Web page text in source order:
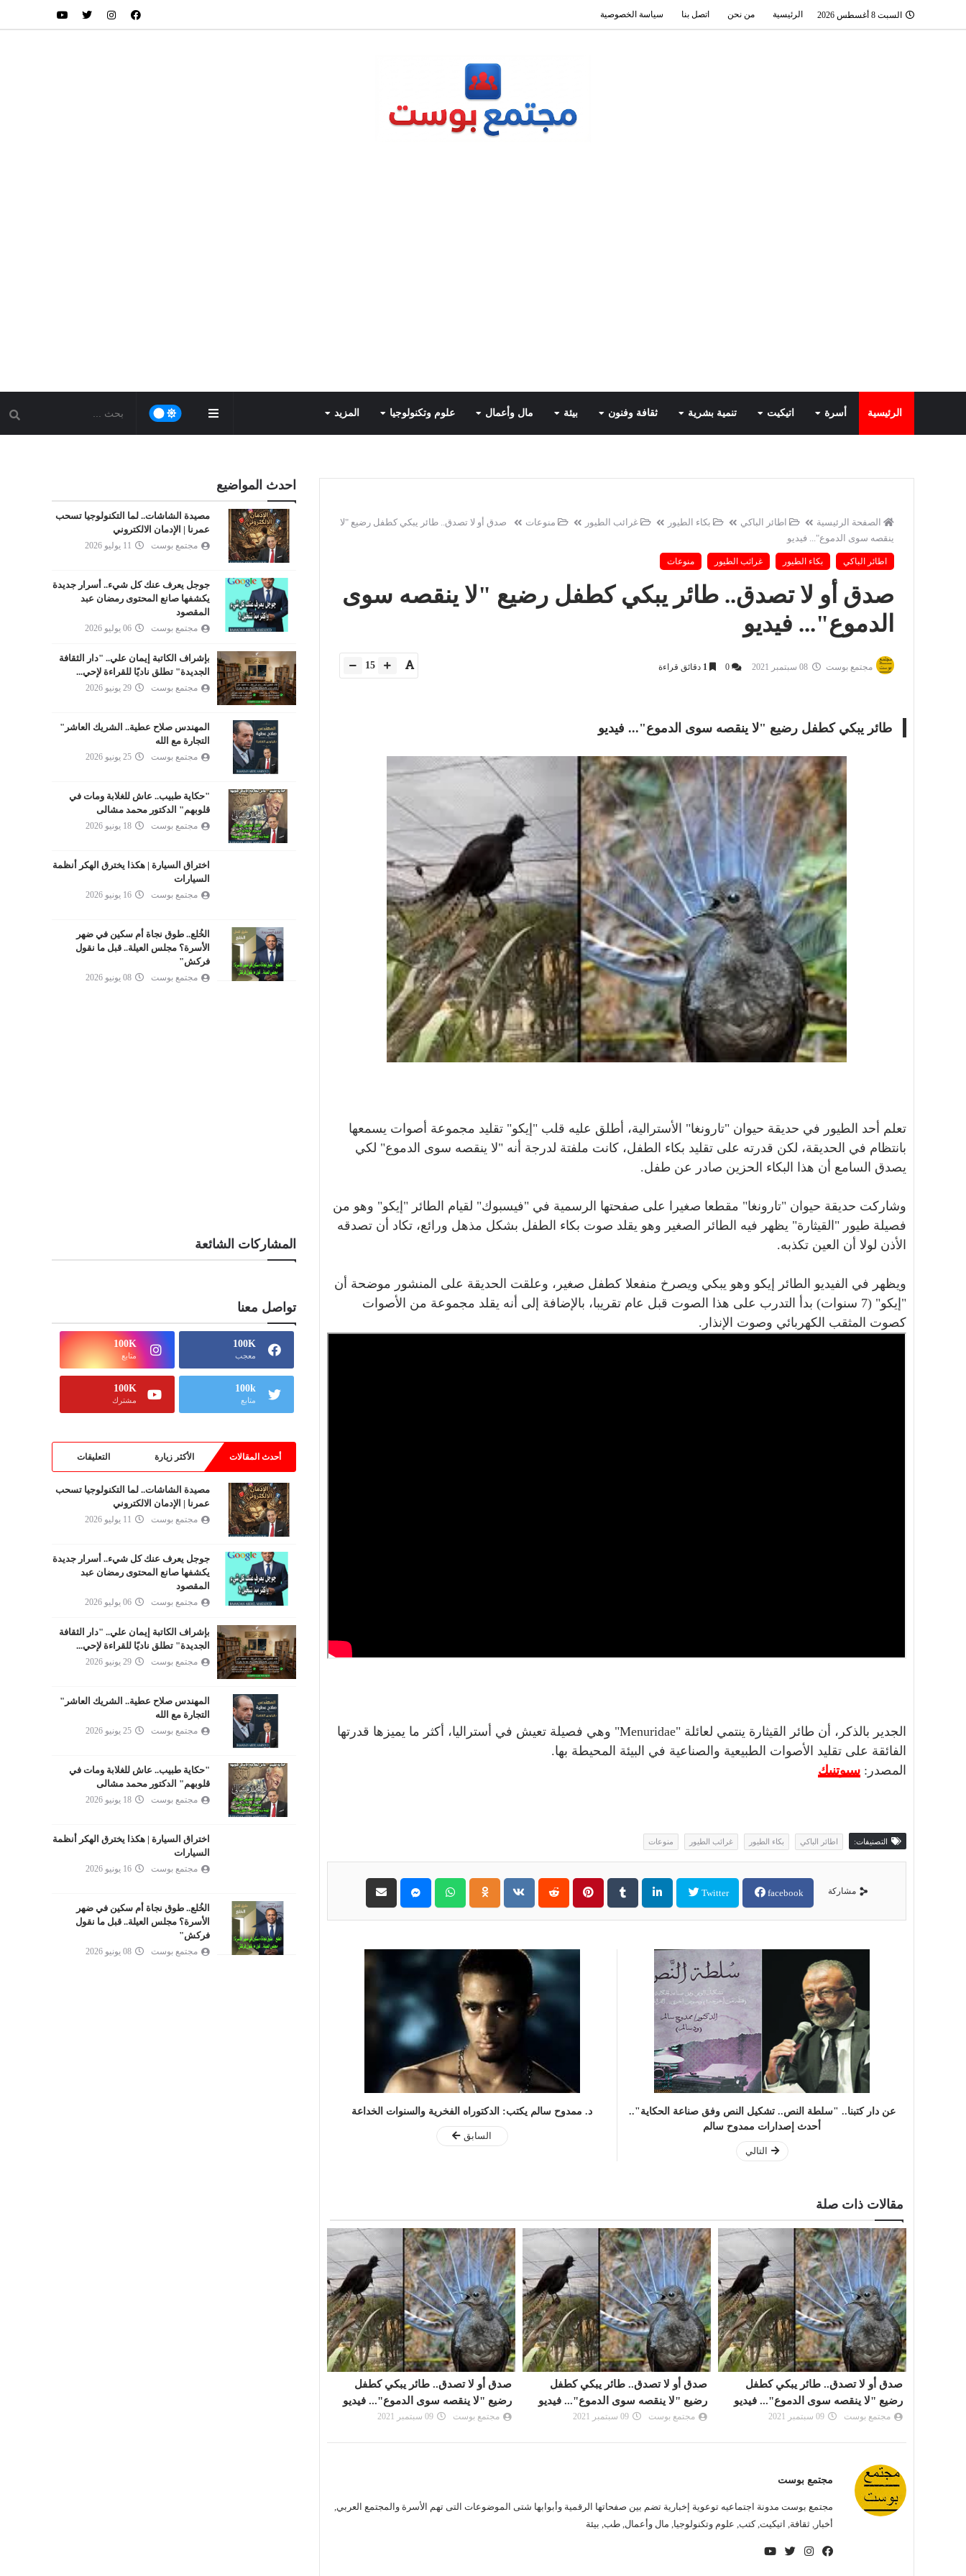
السبت 8 أغسطس 2026 الرئيسية من نحن اتصل بنا سياسة الخصوصية
الرئيسية أسرة اتيكيت تنمية بشرية ثقافة وفنون بيئة مال وأعمال علوم وتكنولوجيا المزيد
الصفحة الرئيسية اطائر الباكي بكاء الطيور غرائب الطيور منوعات
صدق أو لا تصدق.. طائر يبكي كطفل رضيع "لا
ينقصه سوى الدموع"... فيديو
اطائر الباكي بكاء الطيور غرائب الطيور منوعات
صدق أو لا تصدق.. طائر يبكي كطفل رضيع "لا ينقصه سوى
الدموع"... فيديو
مجتمع بوست 0
1 دقائق قراءة 15
طائر يبكي كطفل رضيع "لا ينقصه سوى الدموع"... فيديو
تعلم أحد الطيور في حديقة حيوان "تارونغا" الأسترالية، أطلق عليه قلب "إيكو" تقليد مجموعة أصوات يسمعها
بانتظام في الحديقة، لكن قدرته على تقليد بكاء الطفل، كانت ملفتة لدرجة أنه "لا ينقصه سوى الدموع" لكي
يصدق السامع أن هذا البكاء الحزين صادر عن طفل.
وشاركت حديقة حيوان "تارونغا" مقطعا صغيرا على صفحتها الرسمية في "فيسبوك" لقيام الطائر "إيكو" وهو من
فصيلة طيور "القيثارة" يظهر فيه الطائر الصغير وهو يقلد صوت بكاء الطفل بشكل مذهل ورائع، تكاد أن تصدقه
الأذن لولا أن العين تكذبه.
ويظهر في الفيديو الطائر إيكو وهو يبكي ويصرخ منفعلا كطفل صغير، وعلقت الحديقة على المنشور موضحة أن
"إيكو" (7 سنوات) بدأ التدرب على هذا الصوت قبل عام تقريبا، بالإضافة إلى أنه يقلد مجموعة من الأصوات
كصوت المثقب الكهربائي وصوت الإنذار.
الجدير بالذكر، أن طائر القيثارة ينتمي لعائلة "Menuridae" وهي فصيلة تعيش في أستراليا، أكثر ما يميزها قدرتها
الفائقة على تقليد الأصوات الطبيعية والصناعية في البيئة المحيطة بها.
المصدر: سبوتنيك
التصنيفات: اطائر الباكي بكاء الطيور غرائب الطيور منوعات
مشاركة facebook
Twitter
عن دار كتبنا.. "سلطة النص.. تشكيل النص وفق صناعة الحكاية"..
أحدث إصدارات ممدوح سالم
التالي
د. ممدوح سالم يكتب: الدكتوراه الفخرية والسنوات الخداعة
السابق
مقالات ذات صلة
صدق أو لا تصدق.. طائر يبكي كطفل
رضيع "لا ينقصه سوى الدموع"... فيديو
مجتمع بوست 09 سبتمبر 2021
صدق أو لا تصدق.. طائر يبكي كطفل
رضيع "لا ينقصه سوى الدموع"... فيديو
مجتمع بوست 09 سبتمبر 2021
صدق أو لا تصدق.. طائر يبكي كطفل
رضيع "لا ينقصه سوى الدموع"... فيديو
مجتمع بوست 09 سبتمبر 2021
مجتمع بوست
مجتمع بوست مدونة اجتماعيه توعوية إخبارية تضم بين صفحاتها الرقمية وأبوابها شتى الموضوعات التى تهم الأسرة والمجتمع العربي,
أخبار, ثقافة, اتيكيت, كتب, علوم وتكنولوجيا, مال وأعمال, طب, بيئة
احدث المواضيع
مصيدة الشاشات.. لما التكنولوجيا تسحب
عمرنا | الإدمان الالكتروني
مجتمع بوست 11 يوليو 2026
جوجل يعرف عنك كل شيء.. أسرار جديدة
يكشفها صانع المحتوى رمضان عبد
المقصود
مجتمع بوست 06 يوليو 2026
بإشراف الكاتبة إيمان علي.. "دار الثقافة
الجديدة" تطلق ناديًا للقراءة لإحي...
مجتمع بوست 29 يونيو 2026
المهندس صلاح عطية.. الشريك العاشر"
التجارة مع الله
مجتمع بوست 25 يونيو 2026
"حكاية طبيب.. عاش للغلابة ومات في
قلوبهم" الدكتور محمد مشالى
مجتمع بوست 18 يونيو 2026
اختراق السيارة | هكذا يخترق الهكر أنظمة
السيارات
مجتمع بوست 16 يونيو 2026
الخُلع.. طوق نجاة أم سكين في ضهر
الأسرة؟ مجلس العيلة.. قبل ما نقول
فركش"
مجتمع بوست 08 يونيو 2026
المشاركات الشائعة
تواصل معنا
100K
معجب
100K
متابع
100k
متابع
100K
مشترك
أحدث المقالات الأكثر زيارة التعليقات
مصيدة الشاشات.. لما التكنولوجيا تسحب
عمرنا | الإدمان الالكتروني
مجتمع بوست 11 يوليو 2026
جوجل يعرف عنك كل شيء.. أسرار جديدة
يكشفها صانع المحتوى رمضان عبد
المقصود
مجتمع بوست 06 يوليو 2026
بإشراف الكاتبة إيمان علي.. "دار الثقافة
الجديدة" تطلق ناديًا للقراءة لإحي...
مجتمع بوست 29 يونيو 2026
المهندس صلاح عطية.. الشريك العاشر"
التجارة مع الله
مجتمع بوست 25 يونيو 2026
"حكاية طبيب.. عاش للغلابة ومات في
قلوبهم" الدكتور محمد مشالى
مجتمع بوست 18 يونيو 2026
اختراق السيارة | هكذا يخترق الهكر أنظمة
السيارات
مجتمع بوست 16 يونيو 2026
الخُلع.. طوق نجاة أم سكين في ضهر
الأسرة؟ مجلس العيلة.. قبل ما نقول
فركش"
مجتمع بوست 08 يونيو 2026